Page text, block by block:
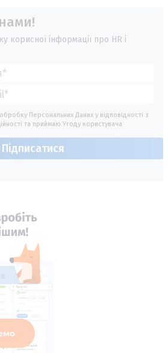
корисної інформації про HR і
Персональних Даних у відповідності з
та приймаю Угоду користувача